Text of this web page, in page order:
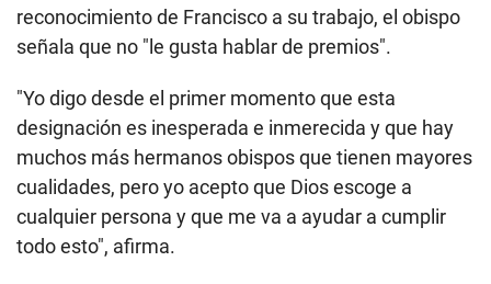
reconocimiento de Francisco a su trabajo, el obispo
señala que no "le gusta hablar de premios".
"Yo digo desde el primer momento que esta
designación es inesperada e inmerecida y que hay
muchos más hermanos obispos que tienen mayores
cualidades, pero yo acepto que Dios escoge a
cualquier persona y que me va a ayudar a cumplir
todo esto", afirma.